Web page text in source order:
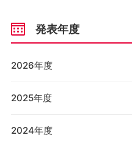
発表年度
2026年度
2025年度
2024年度